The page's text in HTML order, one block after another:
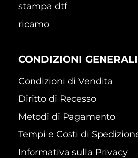
stampa dtf
ricamo
CONDIZIONI GENERALI
Condizioni di Vendita
Diritto di Recesso
Metodi di Pagamento
Tempi e Costi di
Informativa sulla Privacy